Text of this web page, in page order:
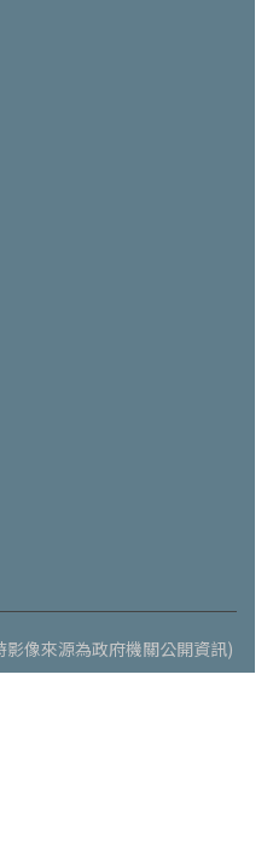
像來源為政府機關公開資訊)